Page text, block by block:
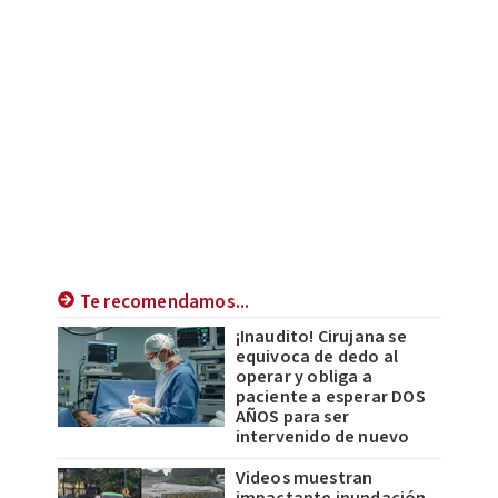
Te recomendamos...
¡Inaudito! Cirujana se
equivoca de dedo al
operar y obliga a
paciente a esperar DOS
AÑOS para ser
intervenido de nuevo
Videos muestran